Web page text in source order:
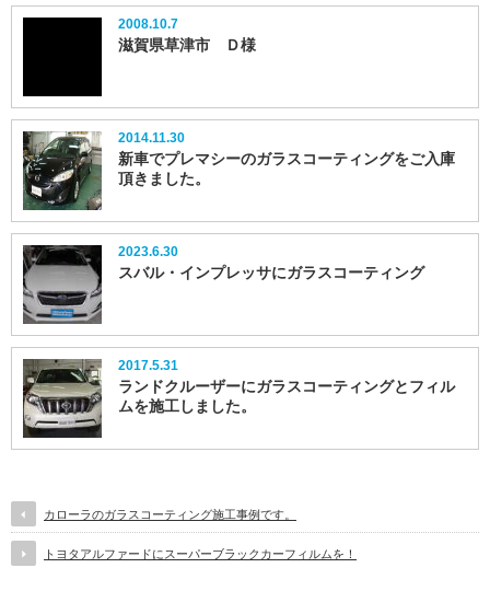
2008.10.7
滋賀県草津市 Ｄ様
2014.11.30
新車でプレマシーのガラスコーティングをご入庫
頂きました。
2023.6.30
スバル・インプレッサにガラスコーティング
2017.5.31
ランドクルーザーにガラスコーティングとフィル
ムを施工しました。
カローラのガラスコーティング施工事例です。
トヨタアルファードにスーパーブラックカーフィルムを！